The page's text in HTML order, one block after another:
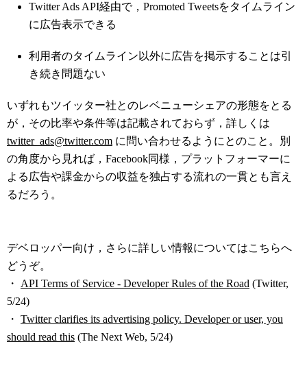
Twitter Ads API経由で，Promoted Tweetsをタイムライン
に広告表示できる
利用者のタイムライン以外に広告を掲示することは引
き続き問題ない
いずれもツイッター社とのレベニューシェアの形態をとる
が，その比率や条件等は記載されておらず，詳しくは
twitter_ads@twitter.com に問い合わせるようにとのこと。別
の角度から見れば，Facebook同様，プラットフォーマーに
よる広告や課金からの収益を独占する流れの一貫とも言え
るだろう。
デベロッパー向け，さらに詳しい情報についてはこちらへ
どうぞ。
・ API Terms of Service - Developer Rules of the Road (Twitter,
5/24)
・ Twitter clarifies its advertising policy. Developer or user, you
should read this (The Next Web, 5/24)